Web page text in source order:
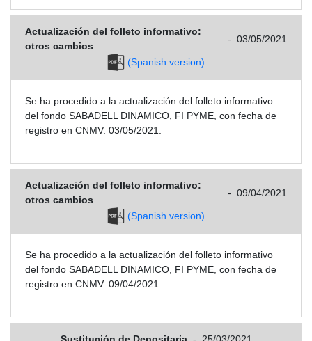
Actualización del folleto informativo:
otros cambios
- 03/05/2021
(Spanish version)
Se ha procedido a la actualización del folleto informativo
del fondo SABADELL DINAMICO, FI PYME, con fecha de
registro en CNMV: 03/05/2021.
Actualización del folleto informativo:
otros cambios
- 09/04/2021
(Spanish version)
Se ha procedido a la actualización del folleto informativo
del fondo SABADELL DINAMICO, FI PYME, con fecha de
registro en CNMV: 09/04/2021.